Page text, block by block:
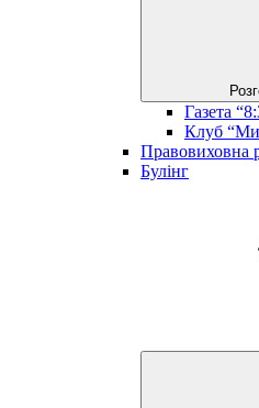
Газета
Клуб
Правовиховна
Булінг